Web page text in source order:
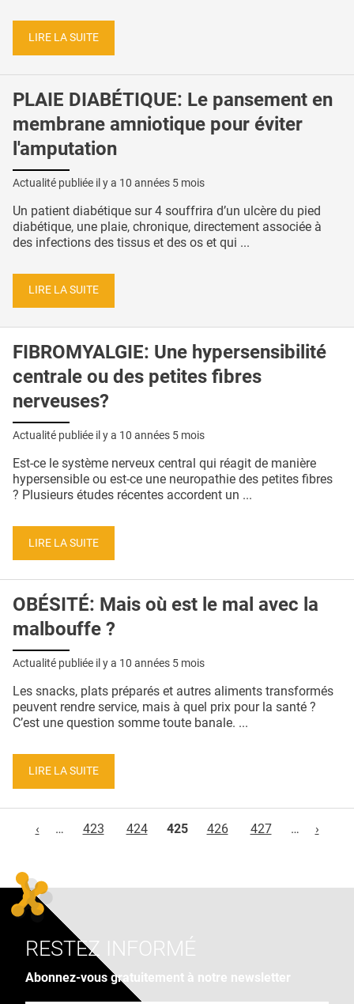
LIRE LA SUITE
PLAIE DIABÉTIQUE: Le pansement en
membrane amniotique pour éviter
l'amputation
Actualité publiée il y a 10 années 5 mois
Un patient diabétique sur 4 souffrira d’un ulcère du pied
diabétique, une plaie, chronique, directement associée à
des infections des tissus et des os et qui ...
LIRE LA SUITE
FIBROMYALGIE: Une hypersensibilité
centrale ou des petites fibres
nerveuses?
Actualité publiée il y a 10 années 5 mois
Est-ce le système nerveux central qui réagit de manière
hypersensible ou est-ce une neuropathie des petites fibres
? Plusieurs études récentes accordent un ...
LIRE LA SUITE
OBÉSITÉ: Mais où est le mal avec la
malbouffe ?
Actualité publiée il y a 10 années 5 mois
Les snacks, plats préparés et autres aliments transformés
peuvent rendre service, mais à quel prix pour la santé ?
C’est une question somme toute banale. ...
LIRE LA SUITE
‹
… 423 424 425 426 427 … ›
RESTEZ INFORMÉ
Abonnez-vous gratuitement à notre newsletter